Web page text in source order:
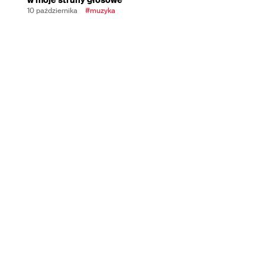
10 października #muzyka